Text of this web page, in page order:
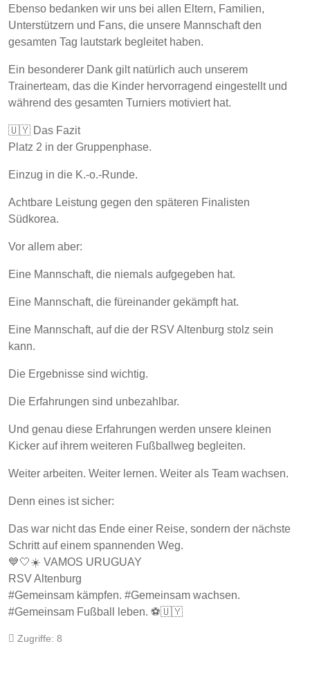
Ebenso bedanken wir uns bei allen Eltern, Familien,
Unterstützern und Fans, die unsere Mannschaft den
gesamten Tag lautstark begleitet haben.
Ein besonderer Dank gilt natürlich auch unserem
Trainerteam, das die Kinder hervorragend eingestellt und
während des gesamten Turniers motiviert hat.
🇺🇾 Das Fazit
Platz 2 in der Gruppenphase.
Einzug in die K.-o.-Runde.
Achtbare Leistung gegen den späteren Finalisten
Südkorea.
Vor allem aber:
Eine Mannschaft, die niemals aufgegeben hat.
Eine Mannschaft, die füreinander gekämpft hat.
Eine Mannschaft, auf die der RSV Altenburg stolz sein
kann.
Die Ergebnisse sind wichtig.
Die Erfahrungen sind unbezahlbar.
Und genau diese Erfahrungen werden unsere kleinen
Kicker auf ihrem weiteren Fußballweg begleiten.
Weiter arbeiten. Weiter lernen. Weiter als Team wachsen.
Denn eines ist sicher:
Das war nicht das Ende einer Reise, sondern der nächste
Schritt auf einem spannenden Weg.
💙🤍☀️ VAMOS URUGUAY
RSV Altenburg
#Gemeinsam kämpfen. #Gemeinsam wachsen.
#Gemeinsam Fußball leben. ⚽🇺🇾
Zugriffe: 8